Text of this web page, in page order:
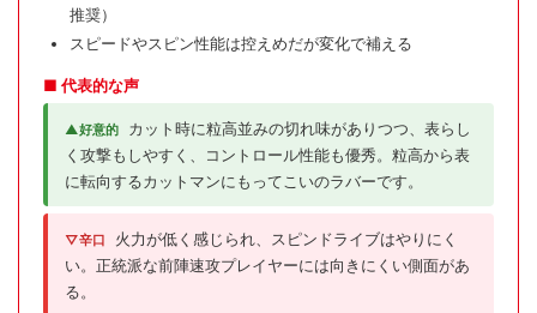
推奨）
スピードやスピン性能は控えめだが変化で補える
■ 代表的な声
▲好意的
カット時に粒高並みの切れ味がありつつ、表らし
く攻撃もしやすく、コントロール性能も優秀。粒高から表
に転向するカットマンにもってこいのラバーです。
▽辛口
火力が低く感じられ、スピンドライブはやりにく
い。正統派な前陣速攻プレイヤーには向きにくい側面があ
る。